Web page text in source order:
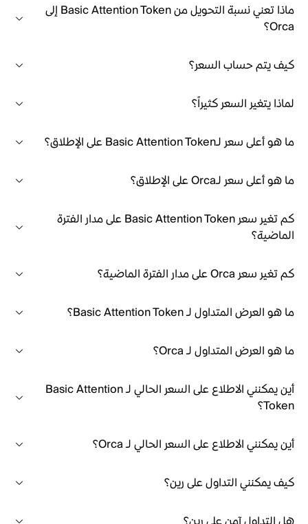
ماذا تعني نسبة التحويل من Basic Attention Token إلى
Orca؟
كيف يتم حساب السعر؟
لماذا يتغير السعر كثيراً؟
ما هو أعلى سعر لـBasic Attention Token على الإطلاق؟
ما هو أعلى سعر لـOrca على الإطلاق؟
كم تغير سعر Basic Attention Token على مدار الفترة
الماضية؟
كم تغير سعر Orca على مدار الفترة الماضية؟
ما هو العرض المتداول لـ Basic Attention Token؟
ما هو العرض المتداول لـ Orca؟
أين يمكنني الاطلاع على السعر الحالي لـ Basic Attention
Token؟
أين يمكنني الاطلاع على السعر الحالي لـ Orca؟
كيف يمكنني التداول على رين؟